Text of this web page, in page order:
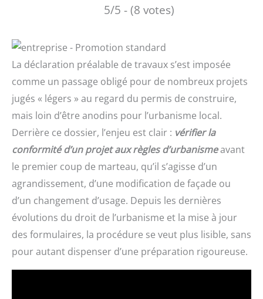
5/5 - (8 votes)
La déclaration préalable de travaux s’est imposée
comme un passage obligé pour de nombreux projets
jugés « légers » au regard du permis de construire,
mais loin d’être anodins pour l’urbanisme local.
Derrière ce dossier, l’enjeu est clair : vérifier la
conformité d’un projet aux règles d’urbanismeavant
le premier coup de marteau, qu’il s’agisse d’un
agrandissement, d’une modification de façade ou
d’un changement d’usage. Depuis les dernières
évolutions du droit de l’urbanisme et la mise à jour
des formulaires, la procédure se veut plus lisible, sans
pour autant dispenser d’une préparation rigoureuse.